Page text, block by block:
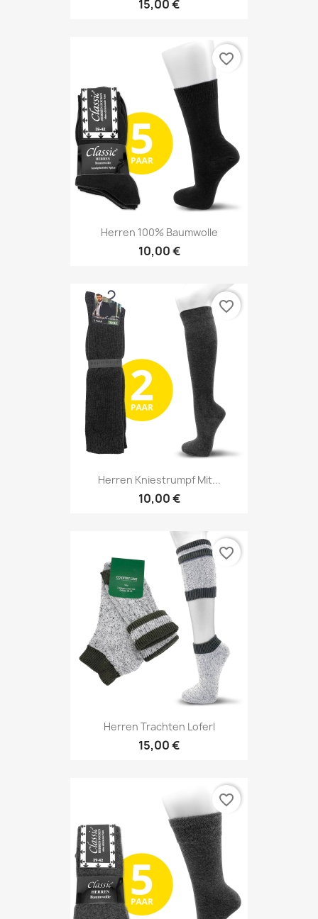
15,00 €
Herren 100% Baumwolle
10,00 €
favorite_border
Herren Kniestrumpf Mit...
10,00 €
favorite_border
Herren Trachten Loferl
15,00 €
favorite_border
favorite_border